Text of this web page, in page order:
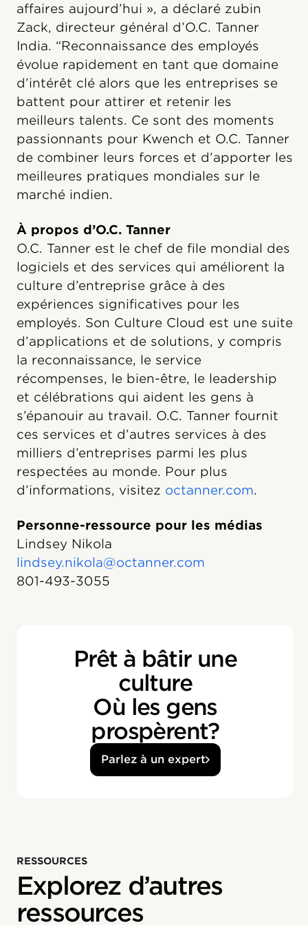
affaires aujourd’hui », a déclaré zubin
Zack, directeur général d’O.C. Tanner
India. “Reconnaissance des employés
évolue rapidement en tant que domaine
d’intérêt clé alors que les entreprises se
battent pour attirer et retenir les
meilleurs talents. Ce sont des moments
passionnants pour Kwench et O.C. Tanner
de combiner leurs forces et d’apporter les
meilleures pratiques mondiales sur le
marché indien.
À propos d’O.C. Tanner
O.C. Tanner est le chef de file mondial des
logiciels et des services qui améliorent la
culture d’entreprise grâce à des
expériences significatives pour les
employés. Son Culture Cloud est une suite
d’applications et de solutions, y compris
la reconnaissance, le service
récompenses, le bien-être, le leadership
et célébrations qui aident les gens à
s’épanouir au travail. O.C. Tanner fournit
ces services et d’autres services à des
milliers d’entreprises parmi les plus
respectées au monde. Pour plus
d’informations, visitez octanner.com.
Personne-ressource pour les médias
Lindsey Nikola
lindsey.nikola@octanner.com
801-493-3055
Prêt à bâtir une
culture
Où les gens
prospèrent?
Parlez à un expert
RESSOURCES
Explorez d’autres
ressources